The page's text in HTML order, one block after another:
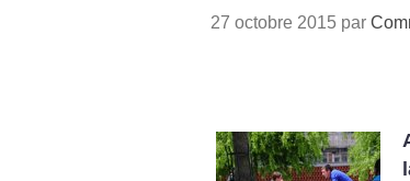
27 octobre 2015 par